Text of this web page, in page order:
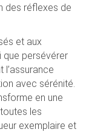
des réflexes de
et aux
que persévérer
avec sérénité.
en une
les
exemplaire et